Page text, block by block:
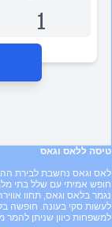
טיסה ללאס וגאס
לאס וגאס נחשבת לבירת
חופש אמיתי עם שלל בתי
נגמר בלאס וגאס, תחוו
לעשות סקי בעונה. חופשה
למשפחות כיוון שניתן להמר מגיל 21 וזוהי המהות של העיר